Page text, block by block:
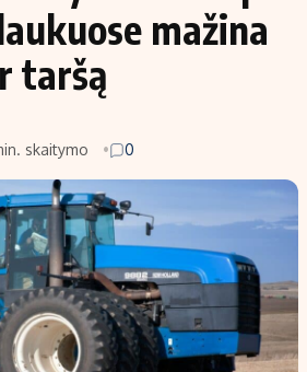
mažina
taršą
skaitymo 0